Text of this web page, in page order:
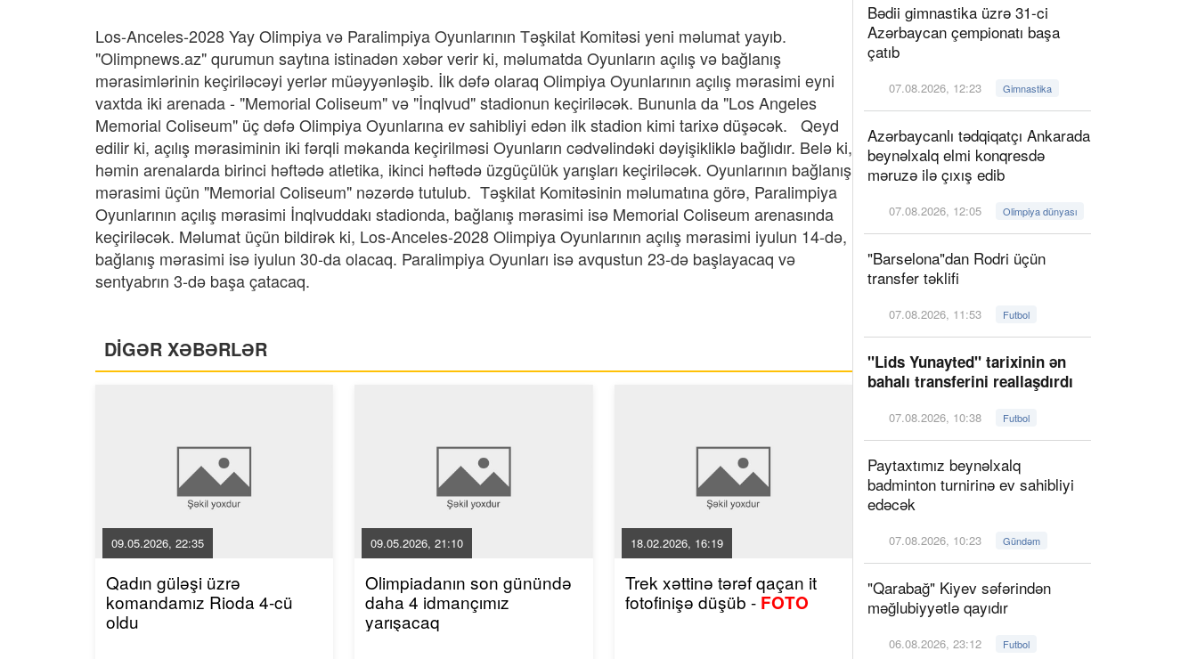
Los-Anceles-2028 Yay Olimpiya və Paralimpiya Oyunlarının Təşkilat Komitəsi yeni məlumat yayıb.
"Olimpnews.az" qurumun saytına istinadən xəbər verir ki, məlumatda Oyunların açılış və bağlanış
mərasimlərinin keçiriləcəyi yerlər müəyyənləşib. İlk dəfə olaraq Olimpiya Oyunlarının açılış mərasimi eyni
vaxtda iki arenada - "Memorial Coliseum" və "İnqlvud" stadionun keçiriləcək. Bununla da "Los Angeles
Memorial Coliseum" üç dəfə Olimpiya Oyunlarına ev sahibliyi edən ilk stadion kimi tarixə düşəcək. Qeyd
edilir ki, açılış mərasiminin iki fərqli məkanda keçirilməsi Oyunların cədvəlindəki dəyişikliklə bağlıdır. Belə ki,
həmin arenalarda birinci həftədə atletika, ikinci həftədə üzgüçülük yarışları keçiriləcək. Oyunlarının bağlanış
mərasimi üçün "Memorial Coliseum" nəzərdə tutulub. Təşkilat Komitəsinin məlumatına görə, Paralimpiya
Oyunlarının açılış mərasimi İnqlvuddakı stadionda, bağlanış mərasimi isə Memorial Coliseum arenasında
keçiriləcək. Məlumat üçün bildirək ki, Los-Anceles-2028 Olimpiya Oyunlarının açılış mərasimi iyulun 14-də,
bağlanış mərasimi isə iyulun 30-da olacaq. Paralimpiya Oyunları isə avqustun 23-də başlayacaq və
sentyabrın 3-də başa çatacaq.
DİGƏR XƏBƏRLƏR
09.05.2026, 22:35
Qadın güləşi üzrə
komandamız Rioda 4-cü
oldu
09.05.2026, 21:10
Olimpiadanın son günündə
daha 4 idmançımız
yarışacaq
18.02.2026, 16:19
Trek xəttinə tərəf qaçan it
fotofinişə düşüb - FOTO
Bədii gimnastika üzrə 31-ci
Azərbaycan çempionatı başa
çatıb
07.08.2026, 12:23 Gimnastika
Azərbaycanlı tədqiqatçı Ankarada
beynəlxalq elmi konqresdə
məruzə ilə çıxış edib
07.08.2026, 12:05 Olimpiya dünyası
"Barselona"dan Rodri üçün
transfer təklifi
07.08.2026, 11:53 Futbol
"Lids Yunayted" tarixinin ən
bahalı transferini reallaşdırdı
07.08.2026, 10:38 Futbol
Paytaxtımız beynəlxalq
badminton turnirinə ev sahibliyi
edəcək
07.08.2026, 10:23 Gündəm
"Qarabağ" Kiyev səfərindən
məğlubiyyətlə qayıdır
06.08.2026, 23:12 Futbol